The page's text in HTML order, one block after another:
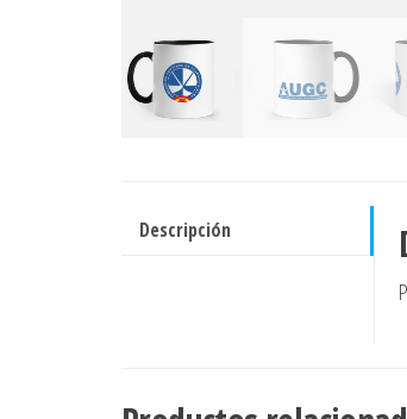
Descripción